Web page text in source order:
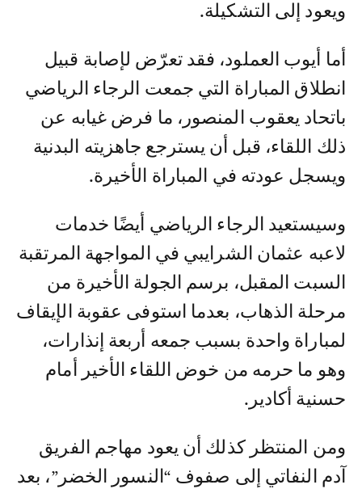
ويعود إلى التشكيلة.
أما أيوب العملود، فقد تعرّض لإصابة قبيل
انطلاق المباراة التي جمعت الرجاء الرياضي
باتحاد يعقوب المنصور، ما فرض غيابه عن
ذلك اللقاء، قبل أن يسترجع جاهزيته البدنية
ويسجل عودته في المباراة الأخيرة.
وسيستعيد الرجاء الرياضي أيضًا خدمات
لاعبه عثمان الشرايبي في المواجهة المرتقبة
السبت المقبل، برسم الجولة الأخيرة من
مرحلة الذهاب، بعدما استوفى عقوبة الإيقاف
لمباراة واحدة بسبب جمعه أربعة إنذارات،
وهو ما حرمه من خوض اللقاء الأخير أمام
حسنية أكادير.
ومن المنتظر كذلك أن يعود مهاجم الفريق
آدم النفاتي إلى صفوف “النسور الخضر”، بعد